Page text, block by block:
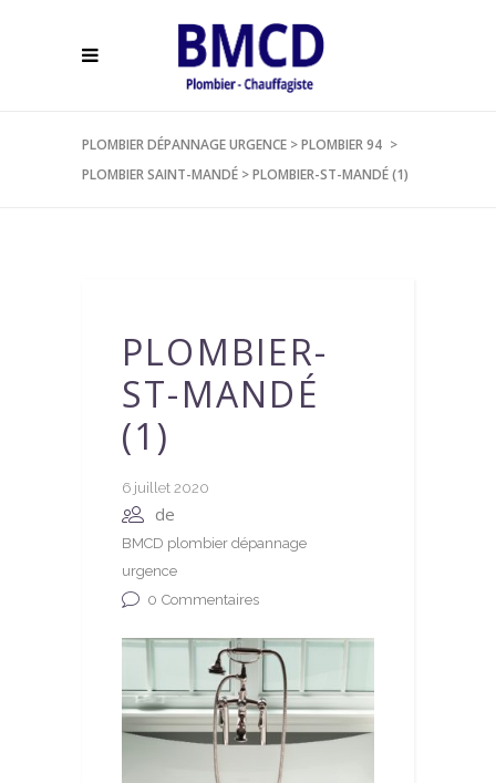
PLOMBIER DÉPANNAGE URGENCE >PLOMBIER 94 >
PLOMBIER SAINT-MANDÉ >PLOMBIER-ST-MANDÉ (1)
PLOMBIER-
ST-MANDÉ
(1)
6 juillet 2020
de
BMCD plombier dépannage
urgence
0 Commentaires